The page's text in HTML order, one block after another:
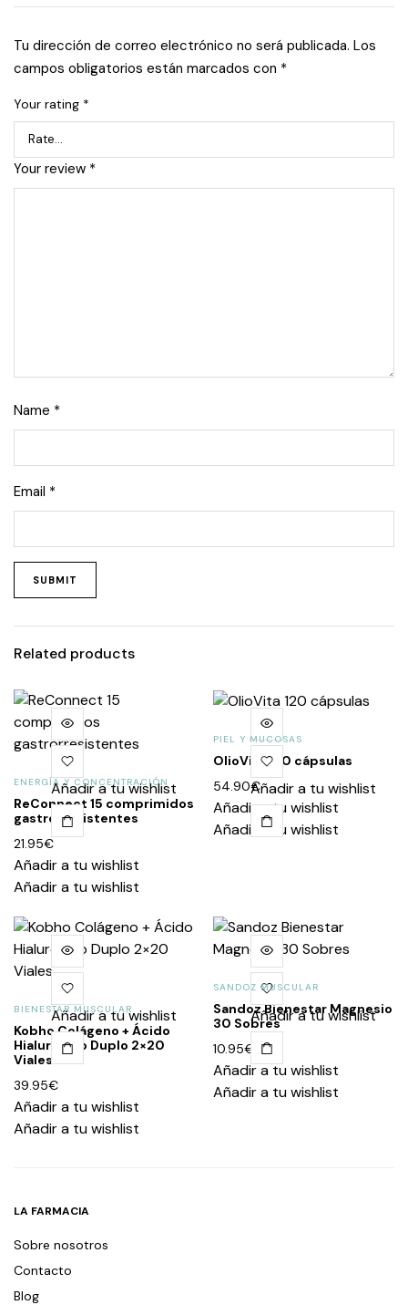
Tu dirección de correo electrónico no será publicada. Los
campos obligatorios están marcados con *
Your rating *
Your review *
Name *
Email *
Related products
Añadir a tu wishlist
ENERGÍA Y CONCENTRACIÓN
ReConnect 15 comprimidos
gastrorresistentes
21.95€
Añadir a tu wishlist
Añadir a tu wishlist
Añadir a tu wishlist
PIEL Y MUCOSAS
OlioVita 120 cápsulas
54.90€
Añadir a tu wishlist
Añadir a tu wishlist
Añadir a tu wishlist
BIENESTAR MUSCULAR
Kobho Colágeno + Ácido
Hialurónico Duplo 2×20
Viales
39.95€
Añadir a tu wishlist
Añadir a tu wishlist
Añadir a tu wishlist
SANDOZ MUSCULAR
Sandoz Bienestar Magnesio
30 Sobres
10.95€
Añadir a tu wishlist
Añadir a tu wishlist
LA FARMACIA
Sobre nosotros
Contacto
Blog